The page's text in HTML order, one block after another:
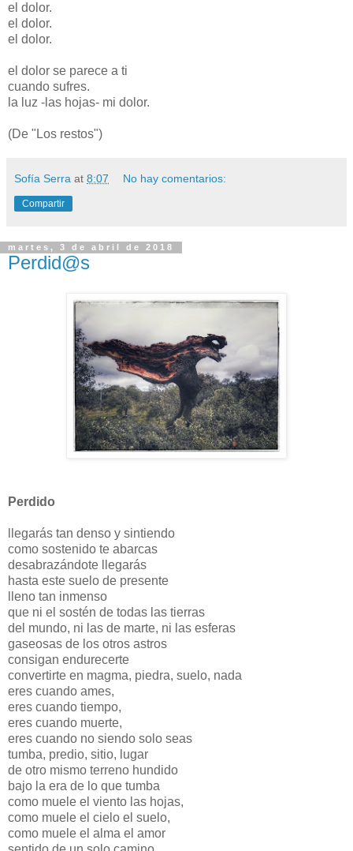
el dolor.
el dolor.
el dolor.
el dolor se parece a ti
cuando sufres.
la luz -las hojas- mi dolor.
(De "Los restos")
Sofía Serra at 8:07 No hay comentarios:
Compartir
martes, 3 de abril de 2018
Perdid@s
Perdido
llegarás tan denso y sintiendo
como sostenido te abarcas
desabrazándote llegarás
hasta este suelo de presente
lleno tan inmenso
que ni el sostén de todas las tierras
del mundo, ni las de marte, ni las esferas
gaseosas de los otros astros
consigan endurecerte
convertirte en magma, piedra, suelo, nada
eres cuando ames,
eres cuando tiempo,
eres cuando muerte,
eres cuando no siendo solo seas
tumba, predio, sitio, lugar
de otro mismo terreno hundido
bajo la era de lo que tumba
como muele el viento las hojas,
como muele el cielo el suelo,
como muele el alma el amor